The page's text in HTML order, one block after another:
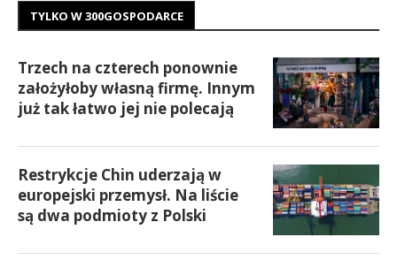
TYLKO W 300GOSPODARCE
Trzech na czterech ponownie
założyłoby własną firmę. Innym
już tak łatwo jej nie polecają
Restrykcje Chin uderzają w
europejski przemysł. Na liście
są dwa podmioty z Polski